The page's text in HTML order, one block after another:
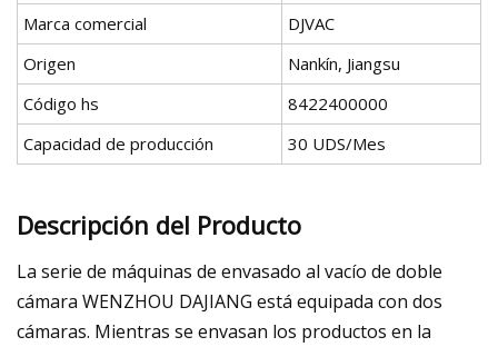
Marca comercial
DJVAC
Origen
Nankín, Jiangsu
Código hs
8422400000
Capacidad de producción
30 UDS/Mes
Descripción del Producto
La serie de máquinas de envasado al vacío de doble
cámara WENZHOU DAJIANG está equipada con dos
cámaras. Mientras se envasan los productos en la